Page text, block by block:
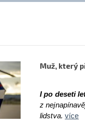
Muž, který
I po deseti
z
lidstva. více